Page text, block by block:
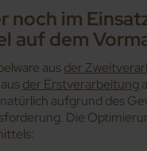
noch im
auf dem
ausder
der Erstverarbeitung
aufgrund des
Die